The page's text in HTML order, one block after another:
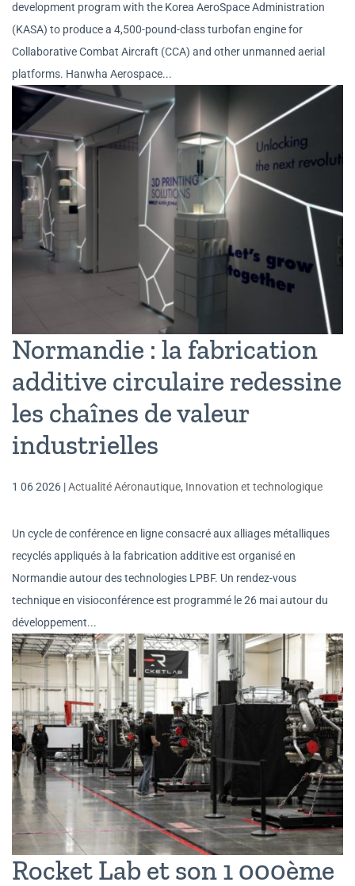
development program with the Korea AeroSpace Administration
(KASA) to produce a 4,500-pound-class turbofan engine for
Collaborative Combat Aircraft (CCA) and other unmanned aerial
platforms. Hanwha Aerospace...
Normandie : la fabrication
additive circulaire redessine
les chaînes de valeur
industrielles
1 06 2026 |Actualité Aéronautique, Innovation et technologique
Un cycle de conférence en ligne consacré aux alliages métalliques
recyclés appliqués à la fabrication additive est organisé en
Normandie autour des technologies LPBF. Un rendez-vous
technique en visioconférence est programmé le 26 mai autour du
développement...
Rocket Lab et son 1 000ème